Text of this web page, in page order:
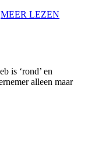
MEER LEZEN
is ‘rond’ en
alleen maar